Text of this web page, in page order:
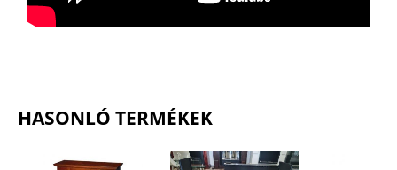
HASONLÓ TERMÉKEK